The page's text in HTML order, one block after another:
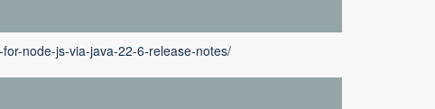
node-js-via-java-22-6-release-notes/